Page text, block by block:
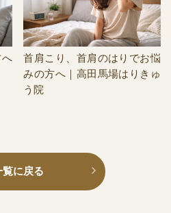
首肩こり、首肩のはりでお悩
みの方へ｜高田馬場はりきゅ
う院
覧に戻る